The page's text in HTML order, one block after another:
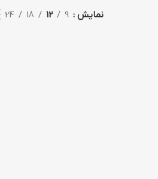
نمایش 9
12
18
24